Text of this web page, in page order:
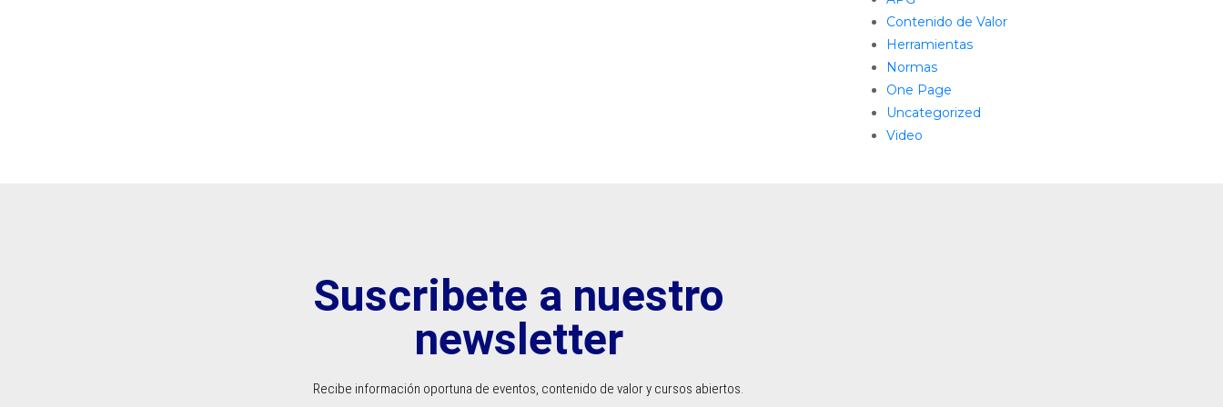
Contenido de Valor
Herramientas
Normas
One Page
Uncategorized
Video
Suscribete a nuestro
newsletter
Recibe información oportuna de eventos, contenido de valor y cursos abiertos.